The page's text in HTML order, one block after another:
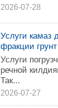
2026-07-28
Услуги камаз
фракции
Услуги
речной
Так...
2026-07-27